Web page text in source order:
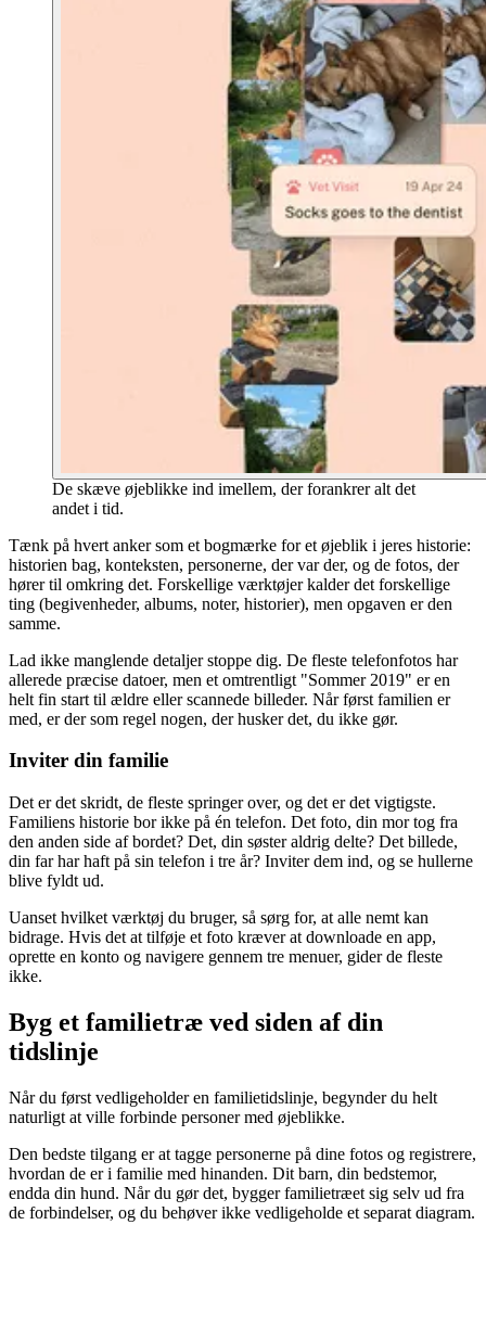
De skæve øjeblikke ind imellem, der forankrer alt det
andet i tid.
Tænk på hvert anker som et bogmærke for et øjeblik i jeres historie:
historien bag, konteksten, personerne, der var der, og de fotos, der
hører til omkring det. Forskellige værktøjer kalder det forskellige
ting (begivenheder, albums, noter, historier), men opgaven er den
samme.
Lad ikke manglende detaljer stoppe dig. De fleste telefonfotos har
allerede præcise datoer, men et omtrentligt "Sommer 2019" er en
helt fin start til ældre eller scannede billeder. Når først familien er
med, er der som regel nogen, der husker det, du ikke gør.
Inviter din familie
Det er det skridt, de fleste springer over, og det er det vigtigste.
Familiens historie bor ikke på én telefon. Det foto, din mor tog fra
den anden side af bordet? Det, din søster aldrig delte? Det billede,
din far har haft på sin telefon i tre år? Inviter dem ind, og se hullerne
blive fyldt ud.
Uanset hvilket værktøj du bruger, så sørg for, at alle nemt kan
bidrage. Hvis det at tilføje et foto kræver at downloade en app,
oprette en konto og navigere gennem tre menuer, gider de fleste
ikke.
Byg et familietræ ved siden af din
tidslinje
Når du først vedligeholder en familietidslinje, begynder du helt
naturligt at ville forbinde personer med øjeblikke.
Den bedste tilgang er at tagge personerne på dine fotos og registrere,
hvordan de er i familie med hinanden. Dit barn, din bedstemor,
endda din hund. Når du gør det, bygger familietræet sig selv ud fra
de forbindelser, og du behøver ikke vedligeholde et separat diagram.